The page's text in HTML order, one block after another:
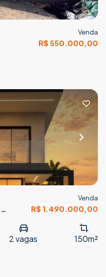
Venda
R$ 550.000,00
Venda
R$ 1.490.000,00
2 vagas 150m²